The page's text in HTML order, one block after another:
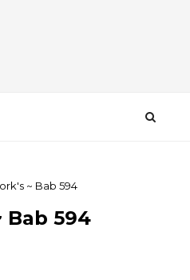
~ Bab 594
Bab 594